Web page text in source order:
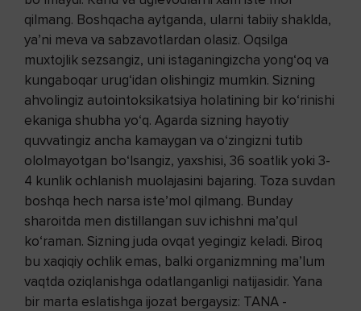
qilmang. Boshqacha aytganda, ularni tabiiy shaklda,
ya’ni meva va sabzavotlardan olasiz. Oqsilga
muxtojlik sezsangiz, uni istaganingizcha yong‘oq va
kungaboqar urug‘idan olishingiz mumkin. Sizning
ahvolingiz autointoksikatsiya holatining bir ko‘rinishi
ekaniga shubha yo‘q. Agarda sizning hayotiy
quvvatingiz ancha kamaygan va o‘zingizni tutib
ololmayotgan bo‘lsangiz, yaxshisi, 36 soatlik yoki 3-
4 kunlik ochlanish muolajasini bajaring. Toza suvdan
boshqa hech narsa iste’mol qilmang. Bunday
sharoitda men distillangan suv ichishni ma’qul
ko‘raman. Sizning juda ovqat yegingiz keladi. Biroq
bu xaqiqiy ochlik emas, balki organizmning ma’lum
vaqtda oziqlanishga odatlanganligi natijasidir. Yana
bir marta eslatishga ijozat bergaysiz: TANA -